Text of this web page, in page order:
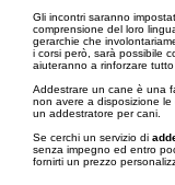
Gli incontri saranno
comprensione del loro
gerarchie che
i corsi però, sarà possibile
aiuteranno a rinforzare
Addestrare un cane è una
non avere a disposizione
un addestratore per cani.
Se cerchi un servizio di
senza impegno ed entro
fornirti un prezzo